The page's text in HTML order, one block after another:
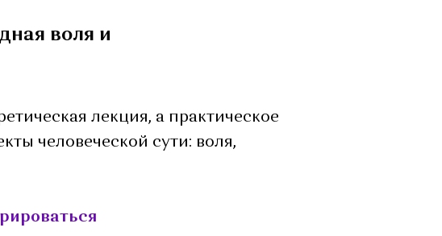
воля и
лекция, а практическое
человеческой сути: воля,